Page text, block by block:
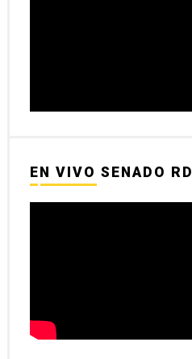
EN VIVO SENADO RD